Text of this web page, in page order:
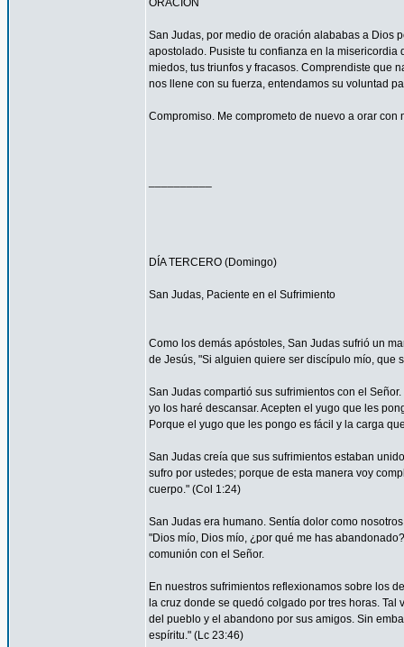
ORACIÓN
San Judas, por medio de oración alababas a Dios
apostolado. Pusiste tu confianza en la
miedos, tus triunfos y fracasos. Comprendiste que
nos llene con su fuerza, entendamos su voluntad
Compromiso. Me comprometo de nuevo a orar
DÍA TERCERO (Domingo)
San Judas, Paciente en el Sufrimiento
Como los demás apóstoles, San Judas sufrió un
de Jesús, "Si alguien quiere ser discípulo mío, que
San Judas compartió sus sufrimientos con el
yo los haré descansar. Acepten el yugo que les
Porque el yugo que les pongo es fácil y la carga
San Judas creía que sus sufrimientos estaban
sufro por ustedes; porque de esta manera voy
cuerpo." (Col 1:24)
San Judas era humano. Sentía dolor como
"Dios mío, Dios mío, ¿por qué me has
comunión con el Señor.
En nuestros sufrimientos reflexionamos sobre los
la cruz donde se quedó colgado por tres horas.
del pueblo y el abandono por sus amigos. Sin
espíritu." (Lc 23:46)